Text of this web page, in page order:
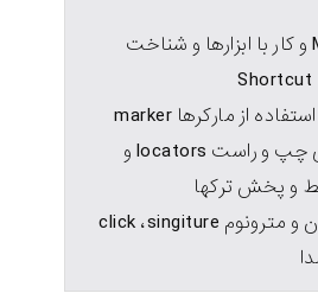
6. كار با توابع MIDI و كار با ابزارها و شناخت
8. كار با پرچم های چپ و راست locators و
9. تمپو ، كسر ميزان و مترونوم click ،singiture